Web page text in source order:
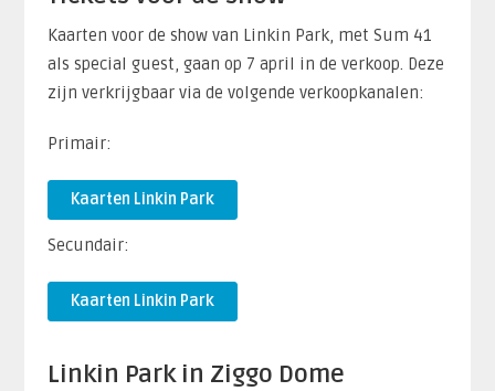
Kaarten voor de show van Linkin Park, met Sum 41
als special guest, gaan op 7 april in de verkoop. Deze
zijn verkrijgbaar via de volgende verkoopkanalen:
Primair:
Kaarten Linkin Park
Secundair:
Kaarten Linkin Park
Linkin Park in Ziggo Dome